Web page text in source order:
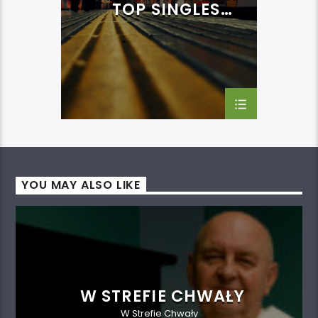
TOP SINGLES
CHART
YOU MAY ALSO LIKE
W STREFIE CHWAŁY
W Strefie Chwały